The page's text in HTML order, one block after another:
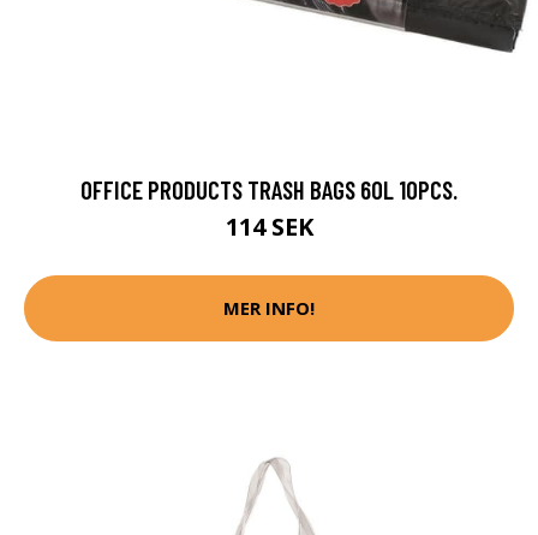
OFFICE PRODUCTS TRASH BAGS 60L 10PCS.
114 SEK
MER INFO!